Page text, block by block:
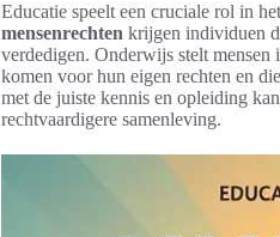
Educatie speelt een cruciale rol in
mensenrechten krijgen individuen
verdedigen. Onderwijs stelt mensen
komen voor hun eigen rechten en
met de juiste kennis en opleiding
rechtvaardigere samenleving.